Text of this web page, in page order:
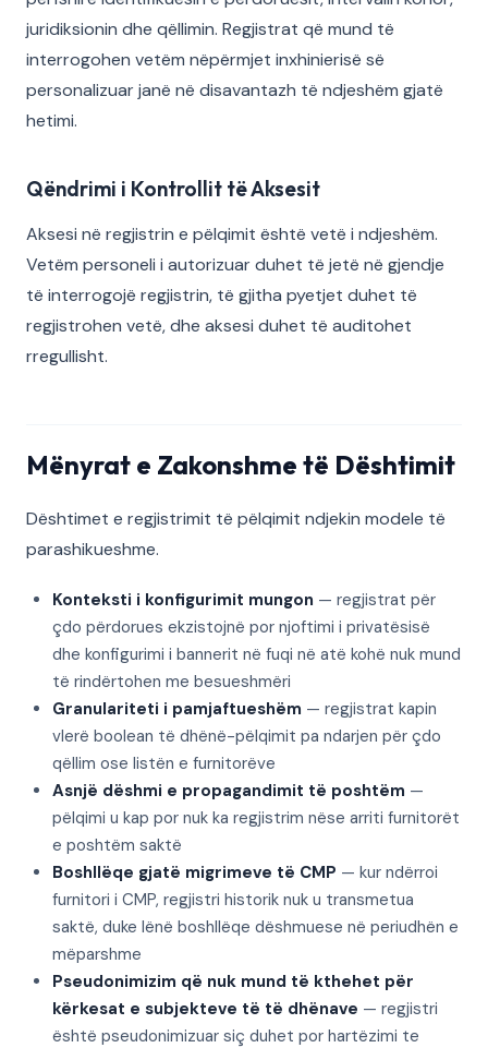
juridiksionin dhe qëllimin. Regjistrat që mund të
interrogohen vetëm nëpërmjet inxhinierisë së
personalizuar janë në disavantazh të ndjeshëm gjatë
hetimi.
Qëndrimi i Kontrollit të Aksesit
Aksesi në regjistrin e pëlqimit është vetë i ndjeshëm.
Vetëm personeli i autorizuar duhet të jetë në gjendje
të interrogojë regjistrin, të gjitha pyetjet duhet të
regjistrohen vetë, dhe aksesi duhet të auditohet
rregullisht.
Mënyrat e Zakonshme të Dështimit
Dështimet e regjistrimit të pëlqimit ndjekin modele të
parashikueshme.
Konteksti i konfigurimit mungon — regjistrat për
çdo përdorues ekzistojnë por njoftimi i privatësisë
dhe konfigurimi i bannerit në fuqi në atë kohë nuk mund
të rindërtohen me besueshmëri
Granulariteti i pamjaftueshëm — regjistrat kapin
vlerë boolean të dhënë-pëlqimit pa ndarjen për çdo
qëllim ose listën e furnitorëve
Asnjë dëshmi e propagandimit të poshtëm —
pëlqimi u kap por nuk ka regjistrim nëse arriti furnitorët
e poshtëm saktë
Boshllëqe gjatë migrimeve të CMP — kur ndërroi
furnitori i CMP, regjistri historik nuk u transmetua
saktë, duke lënë boshllëqe dëshmuese në periudhën e
mëparshme
Pseudonimizim që nuk mund të kthehet për
kërkesat e subjekteve të të dhënave — regjistri
është pseudonimizuar siç duhet por hartëzimi te